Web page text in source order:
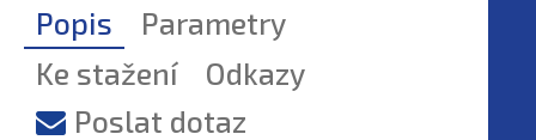
Popis
Parametry
Ke stažení
Odkazy
Poslat dotaz